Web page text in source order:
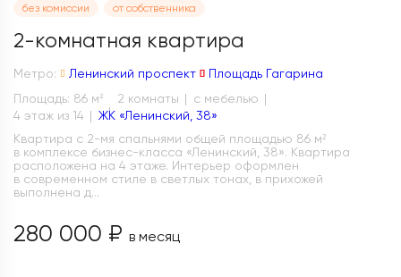
без комиссии от собственника
2-комнатная квартира
Метро: Ленинский проспект
Площадь Гагарина
Площадь: 86 м 2 2 комнаты
с мебелью
4 этаж из 14
ЖК «Ленинский, 38»
Квартира с 2-мя спальнями общей площадью 86 м²
в комплексе бизнес-класса «Ленинский, 38». Квартира
расположена на 4 этаже. Интерьер оформлен
в современном стиле в светлых тонах, в прихожей
выполнена д...
280 000 ₽ в месяц